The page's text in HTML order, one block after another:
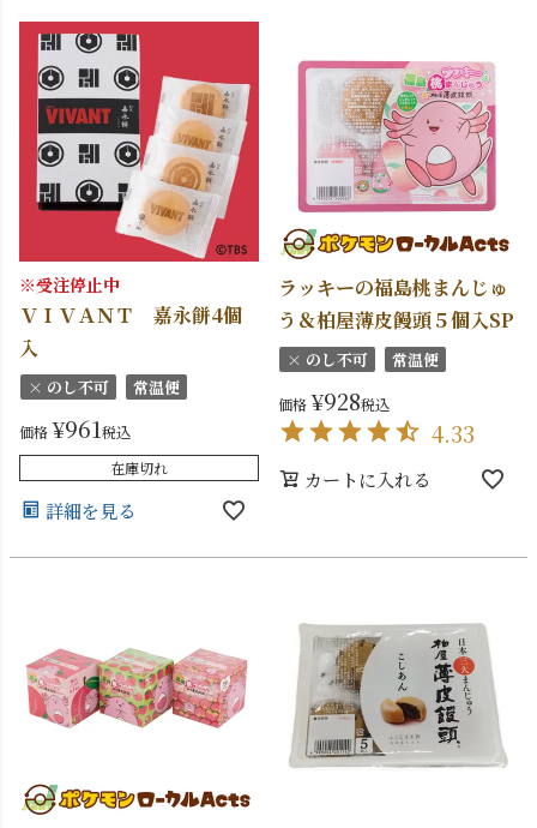
※受注停止中
ＶＩＶＡＮＴ 嘉永餅4個
入
× のし不可 常温便
価格 ¥961税込
在庫切れ
詳細を見る
ラッキーの福島桃まんじゅ
う＆柏屋薄皮饅頭５個入SP
× のし不可 常温便
価格 ¥928税込
4.33
カートに入れる